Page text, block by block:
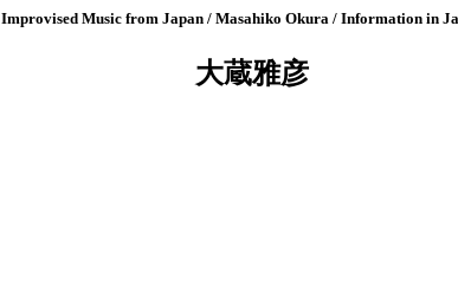
Improvised Music from Japan / Masahiko Okura / Information in
大蔵雅彦